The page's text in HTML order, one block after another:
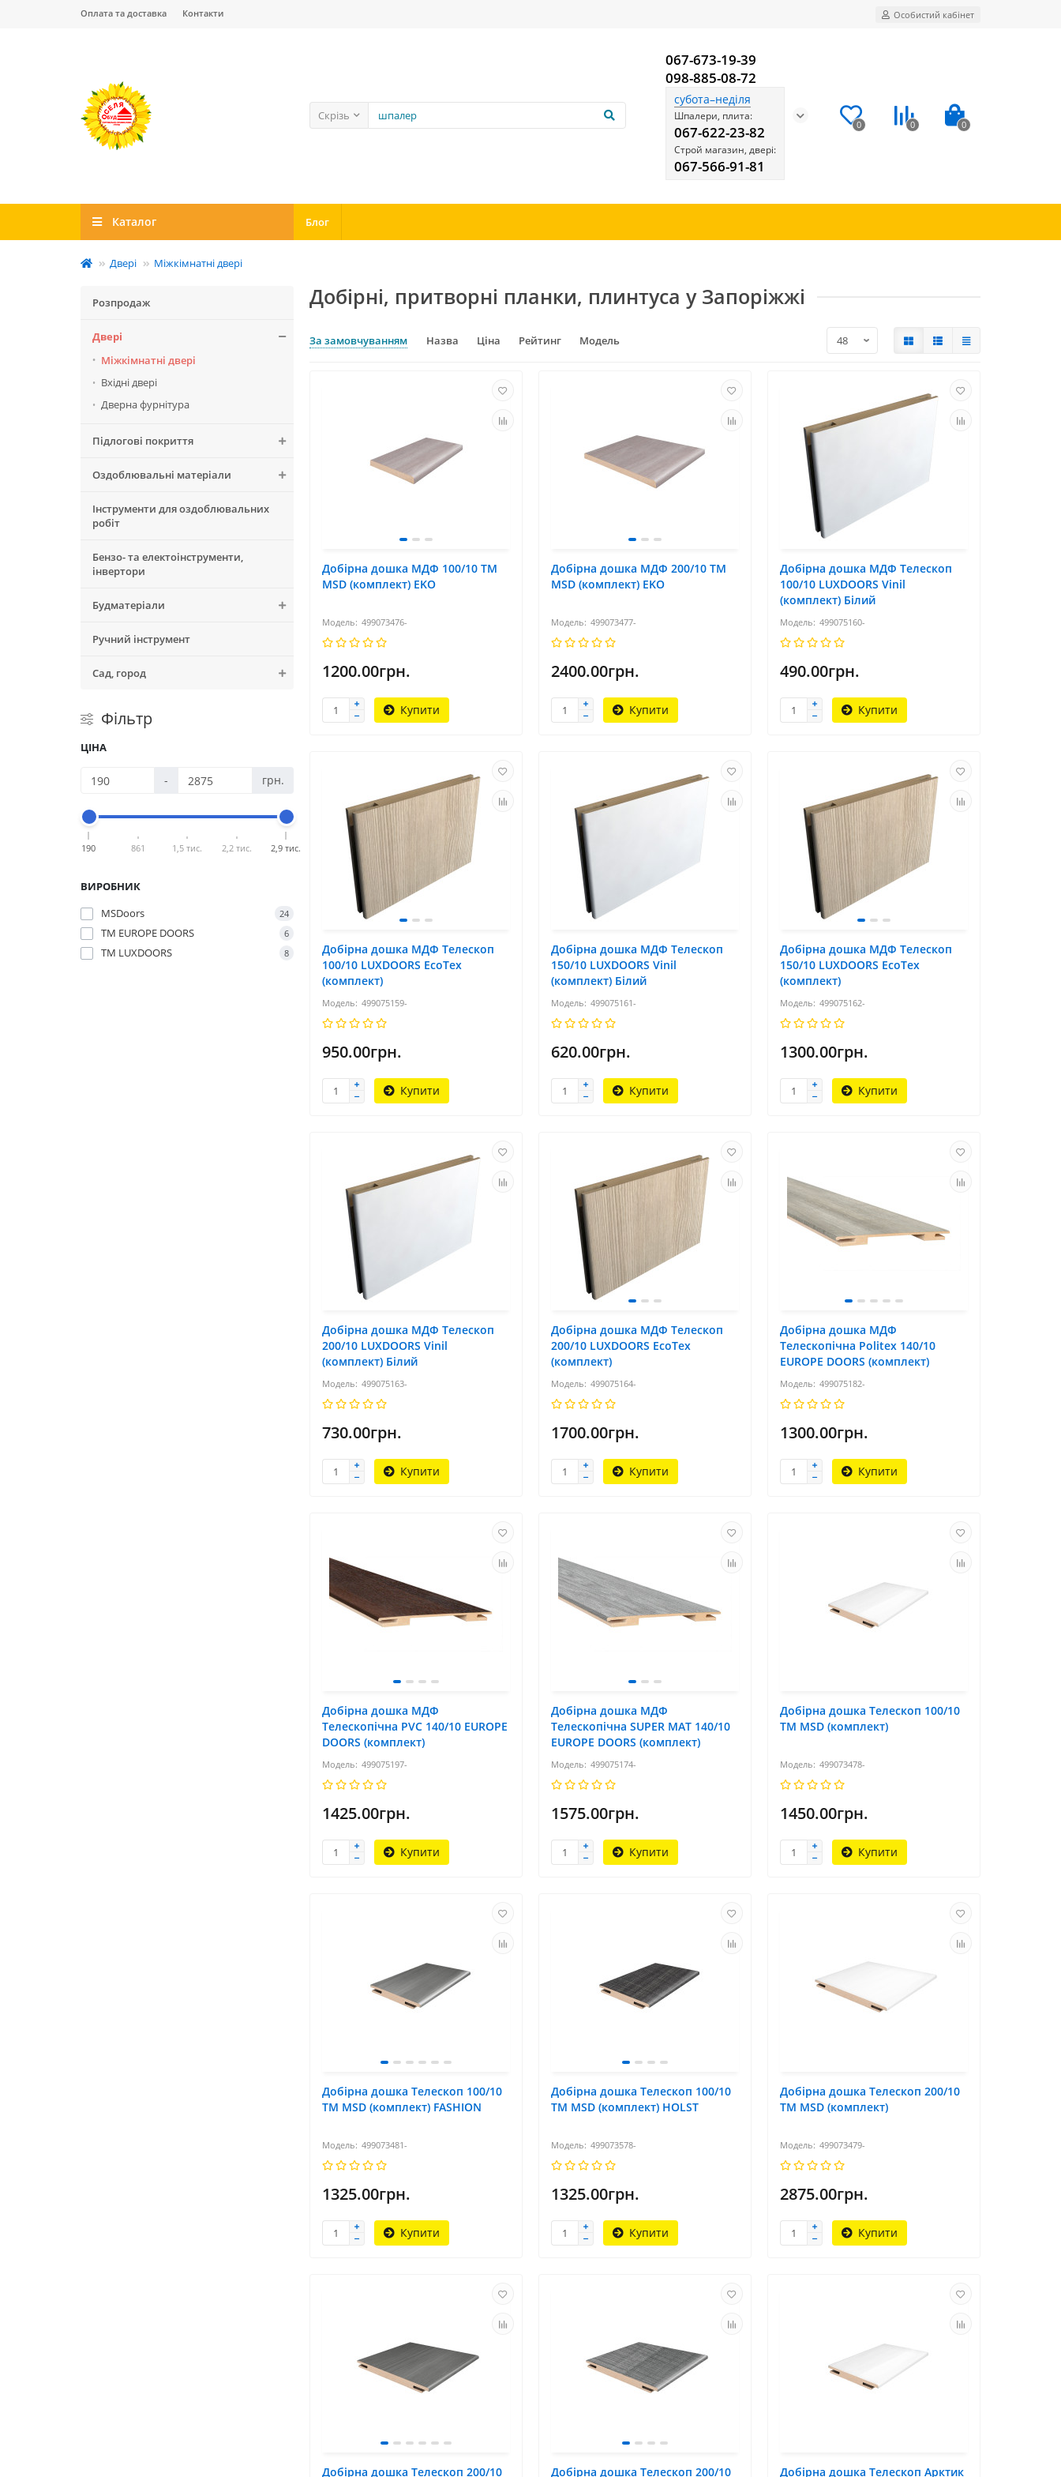
Оплата та доставка Контакти Особистий кабінет
Скрізь
067-673-19-39
098-885-08-72
субота–неділя
Шпалери, плита:
067-622-23-82
Строй магазин, двері:
067-566-91-81
0 0 0
Каталог Блог
Двері Міжкімнатні двері
Розпродаж
Двері
Міжкімнатні двері
Вхідні двері
Дверна фурнітура
Підлогові покриття
Оздоблювальні матеріали
Інструменти для оздоблювальних
робіт
Бензо- та електоінструменти,
інвертори
Будматеріали
Ручний інструмент
Сад, город
Фільтр
ЦІНА
- грн.
190 861 1,5 тис. 2,2 тис. 2,9 тис.
ВИРОБНИК
MSDoors
24
ТМ EUROPE DOORS 6
ТМ LUXDOORS 8
Добірні, притворні планки, плинтуса у Запоріжжі
За замовчуванням Назва Ціна Рейтинг Модель
Добірна дошка МДФ 100/10 TM
MSD (комплект) EKO
499073476-
1200.00грн.
Купити
Добірна дошка МДФ 200/10 TM
MSD (комплект) EKO
499073477-
2400.00грн.
Купити
Добірна дошка МДФ Телескоп
100/10 LUXDOORS Vinil
(комплект) Білий
499075160-
490.00грн.
Купити
Добірна дошка МДФ Телескоп
100/10 LUXDOORS ЕсоТех
(комплект)
499075159-
950.00грн.
Купити
Добірна дошка МДФ Телескоп
150/10 LUXDOORS Vinil
(комплект) Білий
499075161-
620.00грн.
Купити
Добірна дошка МДФ Телескоп
150/10 LUXDOORS ЕсоТех
(комплект)
499075162-
1300.00грн.
Купити
Добірна дошка МДФ Телескоп
200/10 LUXDOORS Vinil
(комплект) Білий
499075163-
730.00грн.
Купити
Добірна дошка МДФ Телескоп
200/10 LUXDOORS ЕсоТех
(комплект)
499075164-
1700.00грн.
Купити
Добірна дошка МДФ
Телескопічна Politex 140/10
EUROPE DOORS (комплект)
499075182-
1300.00грн.
Купити
Добірна дошка МДФ
Телескопічна PVC 140/10 EUROPE
DOORS (комплект)
499075197-
1425.00грн.
Купити
Добірна дошка МДФ
Телескопічна SUPER MAT 140/10
EUROPE DOORS (комплект)
499075174-
1575.00грн.
Купити
Добірна дошка Телескоп 100/10
TM MSD (комплект)
499073478-
1450.00грн.
Купити
Добірна дошка Телескоп 100/10
TM MSD (комплект) FASHION
499073481-
1325.00грн.
Купити
Добірна дошка Телескоп 100/10
TM MSD (комплект) HOLST
499073578-
1325.00грн.
Купити
Добірна дошка Телескоп 200/10
TM MSD (комплект)
499073479-
2875.00грн.
Купити
Добірна дошка Телескоп 200/10
Добірна дошка Телескоп 200/10
Добірна дошка Телескоп Арктик